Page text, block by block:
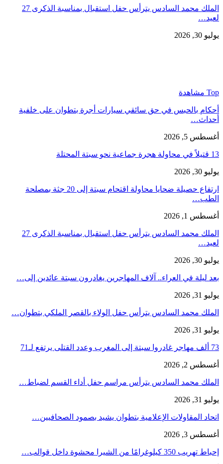
الملك محمد السادس يترأس حفل استقبال بمناسبة الذكرى 27
لعيد…
يوليو 30, 2026
Top مشاهدة
أحكام بالحبس في حق سائقي سيارات أجرة بتطوان على خلفية
أحداث…
أغسطس 5, 2026
13 قتيلاً في محاولة هجرة جماعية نحو سبتة المحتلة
يوليو 30, 2026
ارتفاع حصيلة ضحايا محاولة اقتحام سبتة إلى 20 جثة بمصلحة
الطب…
أغسطس 1, 2026
الملك محمد السادس يترأس حفل استقبال بمناسبة الذكرى 27
لعيد…
يوليو 30, 2026
بعد ليلة في العراء.. آلاف المهاجرين يغادرون سبتة عائدين إلى…
يوليو 31, 2026
الملك محمد السادس يترأس حفل الولاء بالقصر الملكي بتطوان…
يوليو 31, 2026
73 ألف مهاجر غادروا سبتة إلى المغرب وعدد القتلى يرتفع لـ71
أغسطس 2, 2026
الملك محمد السادس يترأس مراسم حفل أداء القسم لضباط…
يوليو 31, 2026
اتحاد المقاولات الإعلامية بتطوان يشيد بصمود الصحافيين…
أغسطس 3, 2026
إحباط تهريب 350 كيلوغرامًا من الشيرا محشوة داخل قوالب…